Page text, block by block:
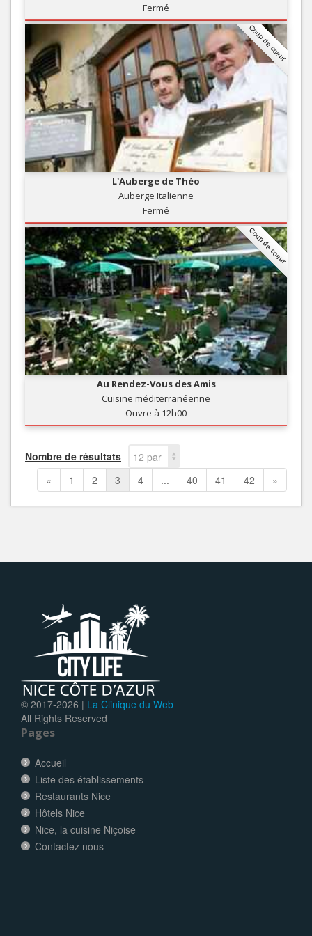
Fermé
Coup de coeur
L'Auberge de Théo
Auberge Italienne
Fermé
Coup de coeur
Au Rendez-Vous des Amis
Cuisine méditerranéenne
Ouvre à 12h00
Nombre de résultats
12 par
page
« 1 2 3 4 ... 40 41 42 »
© 2017-2026 | La Clinique du Web
All Rights Reserved
Pages
Accueil
Liste des établissements
Restaurants Nice
Hôtels Nice
Nice, la cuisine Niçoise
Contactez nous